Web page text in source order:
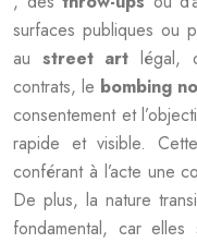
surfaces publiques ou
au street artlégal,
contrats, le bombing
consentement et
rapide et visible.
conférant à l’acte une
De plus, la nature
fondamental, car